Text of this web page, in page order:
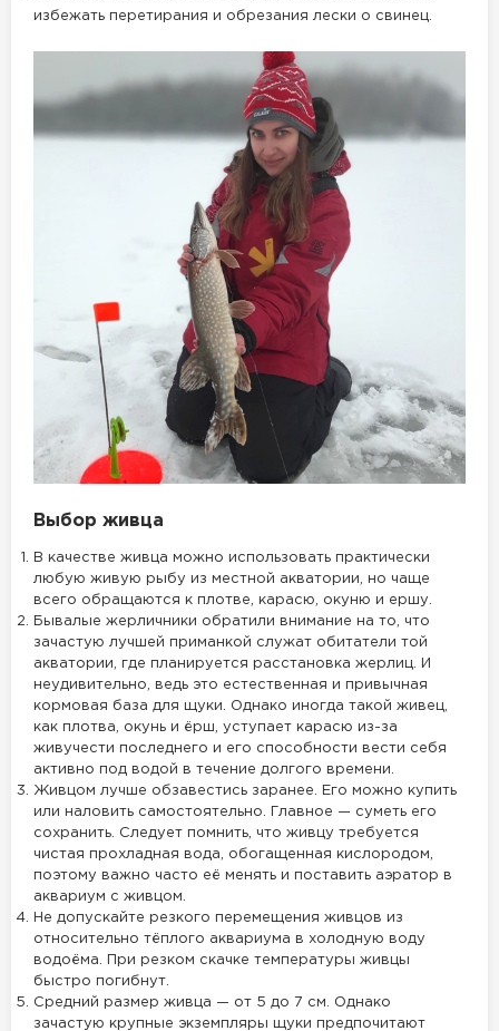
избежать перетирания и обрезания лески о свинец.
Выбор живца
В качестве живца можно использовать практически
любую живую рыбу из местной акватории, но чаще
всего обращаются к плотве, карасю, окуню и ершу.
Бывалые жерличники обратили внимание на то, что
зачастую лучшей приманкой служат обитатели той
акватории, где планируется расстановка жерлиц. И
неудивительно, ведь это естественная и привычная
кормовая база для щуки. Однако иногда такой живец,
как плотва, окунь и ёрш, уступает карасю из-за
живучести последнего и его способности вести себя
активно под водой в течение долгого времени.
Живцом лучше обзавестись заранее. Его можно купить
или наловить самостоятельно. Главное — суметь его
сохранить. Следует помнить, что живцу требуется
чистая прохладная вода, обогащенная кислородом,
поэтому важно часто её менять и поставить аэратор в
аквариум с живцом.
Не допускайте резкого перемещения живцов из
относительно тёплого аквариума в холодную воду
водоёма. При резком скачке температуры живцы
быстро погибнут.
Средний размер живца — от 5 до 7 см. Однако
зачастую крупные экземпляры щуки предпочитают